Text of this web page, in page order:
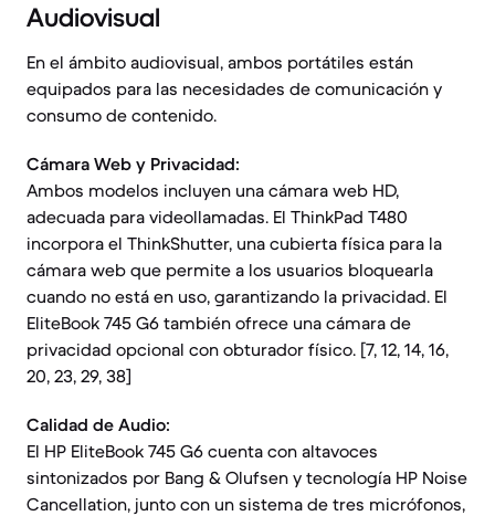
Audiovisual
En el ámbito audiovisual, ambos portátiles están
equipados para las necesidades de comunicación y
consumo de contenido.
Cámara Web y Privacidad:
Ambos modelos incluyen una cámara web HD,
adecuada para videollamadas. El ThinkPad T480
incorpora el ThinkShutter, una cubierta física para la
cámara web que permite a los usuarios bloquearla
cuando no está en uso, garantizando la privacidad. El
EliteBook 745 G6 también ofrece una cámara de
privacidad opcional con obturador físico. [7, 12, 14, 16,
20, 23, 29, 38]
Calidad de Audio:
El HP EliteBook 745 G6 cuenta con altavoces
sintonizados por Bang & Olufsen y tecnología HP Noise
Cancellation, junto con un sistema de tres micrófonos,